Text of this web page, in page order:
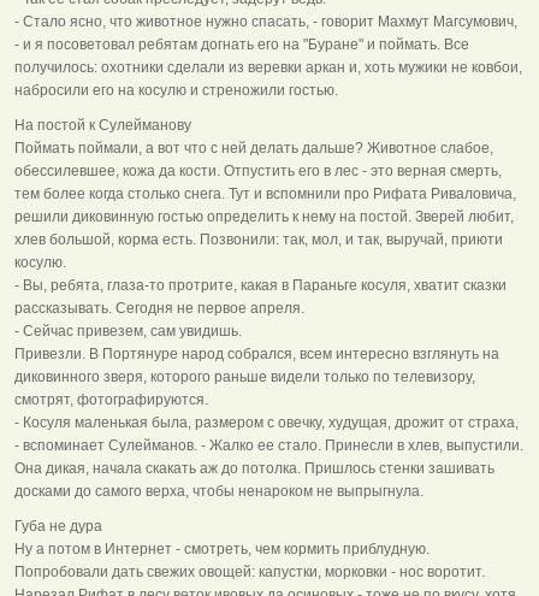
- Стало ясно, что животное нужно спасать, - говорит Махмут Магсумович,
- и я посоветовал ребятам догнать его на "Буране" и поймать. Все
получилось: охотники сделали из веревки аркан и, хоть мужики не ковбои,
набросили его на косулю и стреножили гостью.
На постой к Сулейманову
Поймать поймали, а вот что с ней делать дальше? Животное слабое,
обессилевшее, кожа да кости. Отпустить его в лес - это верная смерть,
тем более когда столько снега. Тут и вспомнили про Рифата Риваловича,
решили диковинную гостью определить к нему на постой. Зверей любит,
хлев большой, корма есть. Позвонили: так, мол, и так, выручай, приюти
косулю.
- Вы, ребята, глаза-то протрите, какая в Параньге косуля, хватит сказки
рассказывать. Сегодня не первое апреля.
- Сейчас привезем, сам увидишь.
Привезли. В Портянуре народ собрался, всем интересно взглянуть на
диковинного зверя, которого раньше видели только по телевизору,
смотрят, фотографируются.
- Косуля маленькая была, размером с овечку, худущая, дрожит от страха,
- вспоминает Сулейманов. - Жалко ее стало. Принесли в хлев, выпустили.
Она дикая, начала скакать аж до потолка. Пришлось стенки зашивать
досками до самого верха, чтобы ненароком не выпрыгнула.
Губа не дура
Ну а потом в Интернет - смотреть, чем кормить приблудную.
Попробовали дать свежих овощей: капустки, морковки - нос воротит.